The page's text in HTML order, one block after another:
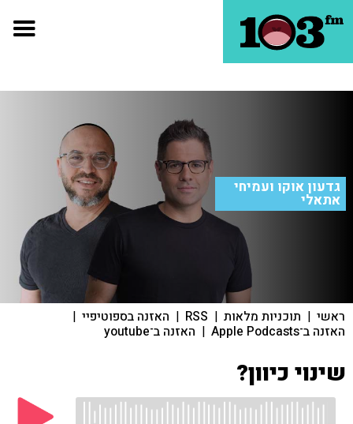
גדעון אוקו ועמיחי
אתאלי
ראשי | תוכניות מלאות |
RSS
| האזנה בספוטיפיי |
האזנה ב־Apple Podcasts | האזנה ב־youtube
שינוי כיוון?